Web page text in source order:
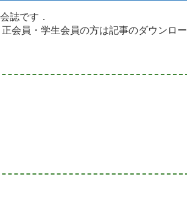
誌です．
会員・学生会員の方は記事のダウンロー